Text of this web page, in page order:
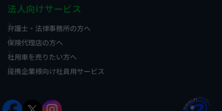
法人向けサービス
弁護士・法律事務所の方へ
保険代理店の方へ
社用車を売りたい方へ
提携企業様向け社員用サービス